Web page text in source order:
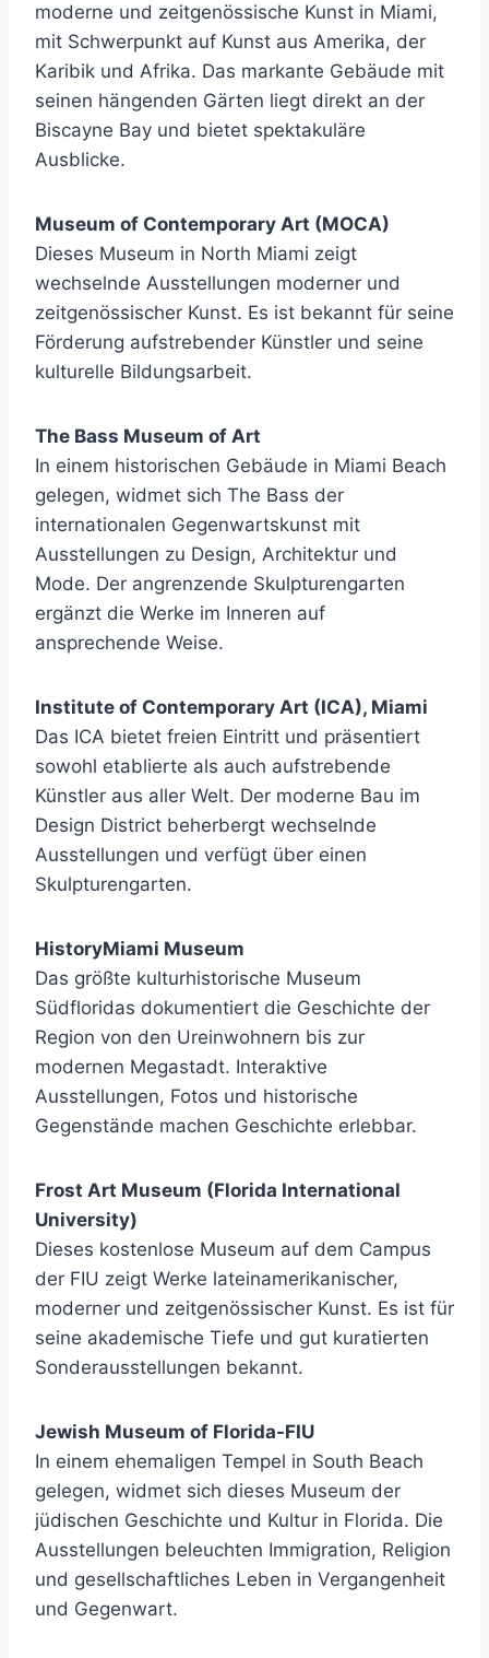
moderne und zeitgenössische Kunst in Miami,
mit Schwerpunkt auf Kunst aus Amerika, der
Karibik und Afrika. Das markante Gebäude mit
seinen hängenden Gärten liegt direkt an der
Biscayne Bay und bietet spektakuläre
Ausblicke.
Museum of Contemporary Art (MOCA)
Dieses Museum in North Miami zeigt
wechselnde Ausstellungen moderner und
zeitgenössischer Kunst. Es ist bekannt für seine
Förderung aufstrebender Künstler und seine
kulturelle Bildungsarbeit.
The Bass Museum of Art
In einem historischen Gebäude in Miami Beach
gelegen, widmet sich The Bass der
internationalen Gegenwartskunst mit
Ausstellungen zu Design, Architektur und
Mode. Der angrenzende Skulpturengarten
ergänzt die Werke im Inneren auf
ansprechende Weise.
Institute of Contemporary Art (ICA), Miami
Das ICA bietet freien Eintritt und präsentiert
sowohl etablierte als auch aufstrebende
Künstler aus aller Welt. Der moderne Bau im
Design District beherbergt wechselnde
Ausstellungen und verfügt über einen
Skulpturengarten.
HistoryMiami Museum
Das größte kulturhistorische Museum
Südfloridas dokumentiert die Geschichte der
Region von den Ureinwohnern bis zur
modernen Megastadt. Interaktive
Ausstellungen, Fotos und historische
Gegenstände machen Geschichte erlebbar.
Frost Art Museum (Florida International
University)
Dieses kostenlose Museum auf dem Campus
der FIU zeigt Werke lateinamerikanischer,
moderner und zeitgenössischer Kunst. Es ist für
seine akademische Tiefe und gut kuratierten
Sonderausstellungen bekannt.
Jewish Museum of Florida-FIU
In einem ehemaligen Tempel in South Beach
gelegen, widmet sich dieses Museum der
jüdischen Geschichte und Kultur in Florida. Die
Ausstellungen beleuchten Immigration, Religion
und gesellschaftliches Leben in Vergangenheit
und Gegenwart.